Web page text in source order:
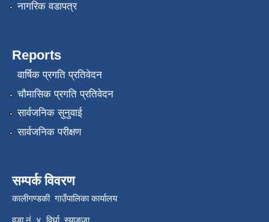
नागरिक वडापत्र
Reports
वार्षिक प्रगति प्रतिवेदन
चौमासिक प्रगति प्रतिवेदन
सार्वजनिक सुनुवाई
सार्वजनिक परीक्षण
सम्पर्क विवरण
कालीगण्डकी गाउँपालिका कार्यालय
वडा नं. ४, विर्घा, स्याङ्जा